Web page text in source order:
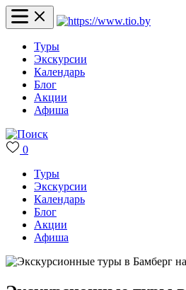
Туры
Экскурсии
Календарь
Блог
Акции
Афиша
0
Туры
Экскурсии
Календарь
Блог
Акции
Афиша